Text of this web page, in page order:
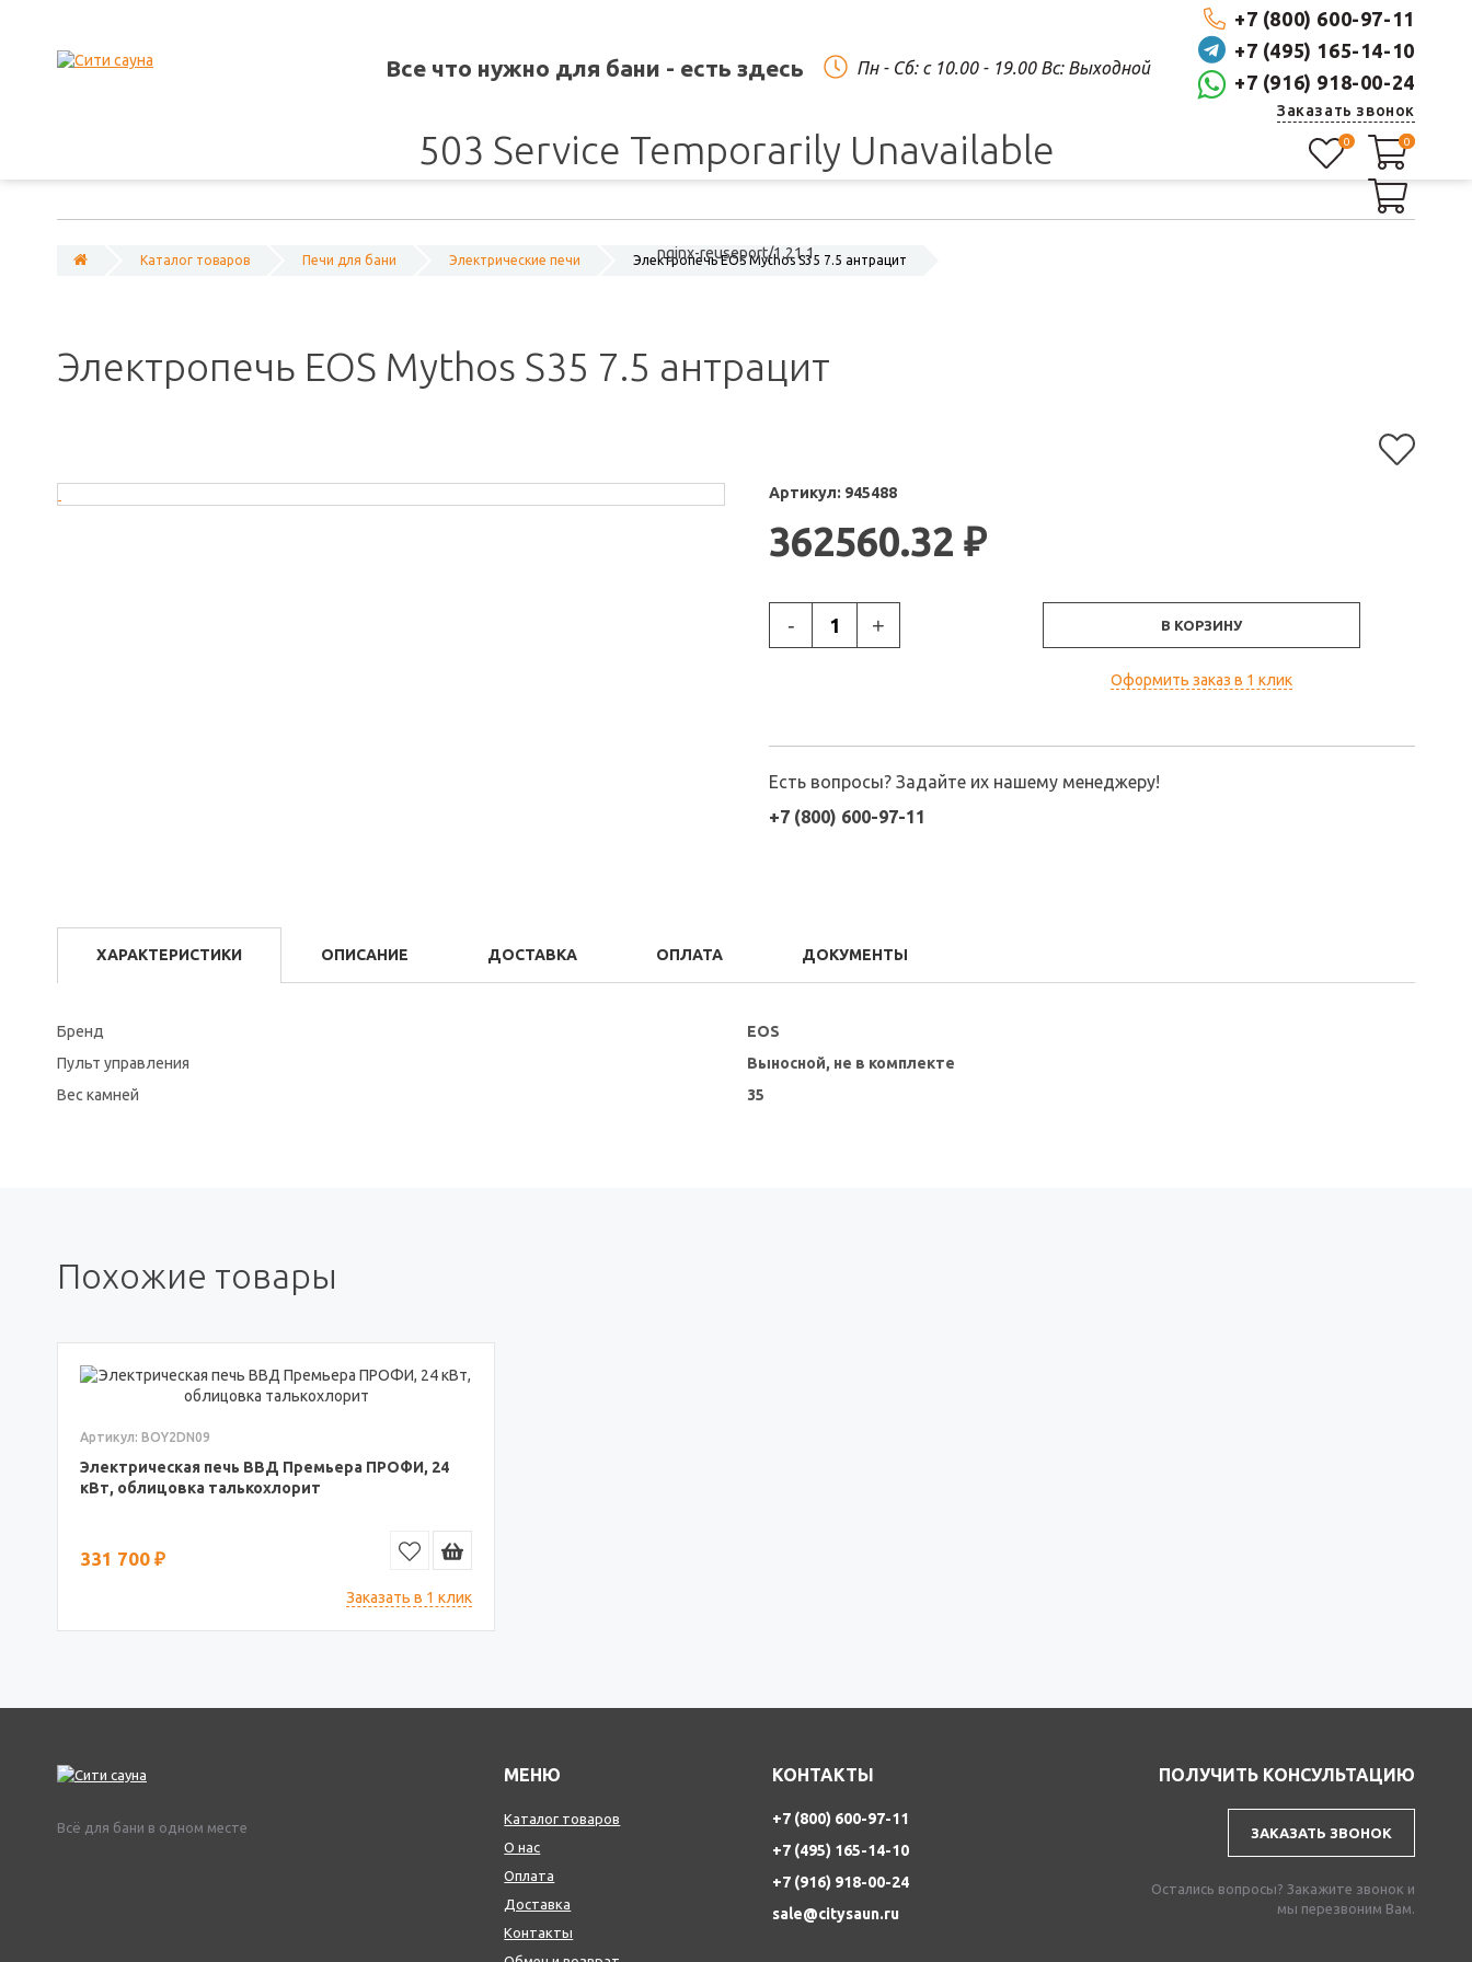
+7 (800) 600-97-11
+7 (495) 165-14-10
+7 (916) 918-00-24
Заказать звонок
Все что нужно для бани - есть здесь Пн - Сб: c 10.00 - 19.00 Вс: Выходной
503 Service Temporarily Unavailable
nginx-reuseport/1.21.1
0 0
0
Каталог товаров Печи для бани Электрические печи Электропечь EOS Mythos S35 7.5 антрацит
Электропечь EOS Mythos S35 7.5 антрацит
Артикул: 945488
362560.32 ₽
- + В КОРЗИНУ
Оформить заказ в 1 клик
Есть вопросы? Задайте их нашему менеджеру!
+7 (800) 600-97-11
ХАРАКТЕРИСТИКИ ОПИСАНИЕ ДОСТАВКА ОПЛАТА ДОКУМЕНТЫ
Бренд
EOS
Пульт управления
Выносной, не в комплекте
Вес камней
35
Похожие товары
Артикул: BOY2DN09
Электрическая печь ВВД Премьера ПРОФИ, 24
кВт, облицовка талькохлорит
331 700 ₽
Заказать в 1 клик
Всё для бани в одном месте
МЕНЮ
Каталог товаров
О нас
Оплата
Доставка
Контакты
КОНТАКТЫ
+7 (800) 600-97-11
+7 (495) 165-14-10
+7 (916) 918-00-24
sale@citysaun.ru
ПОЛУЧИТЬ КОНСУЛЬТАЦИЮ
ЗАКАЗАТЬ ЗВОНОК
Остались вопросы? Закажите звонок и
мы перезвоним Вам.